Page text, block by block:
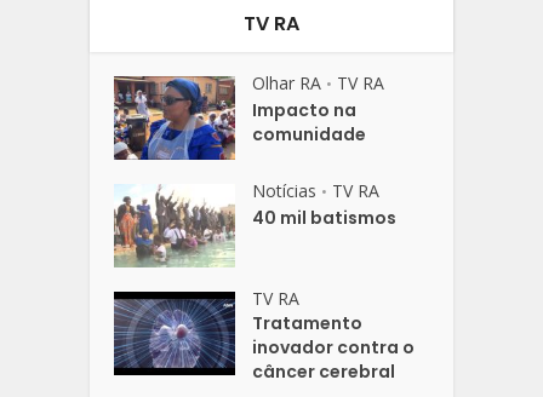
TV RA
Olhar RA • TV RA
Impacto na
comunidade
Notícias • TV RA
40 mil batismos
TV RA
Tratamento
inovador contra o
câncer cerebral